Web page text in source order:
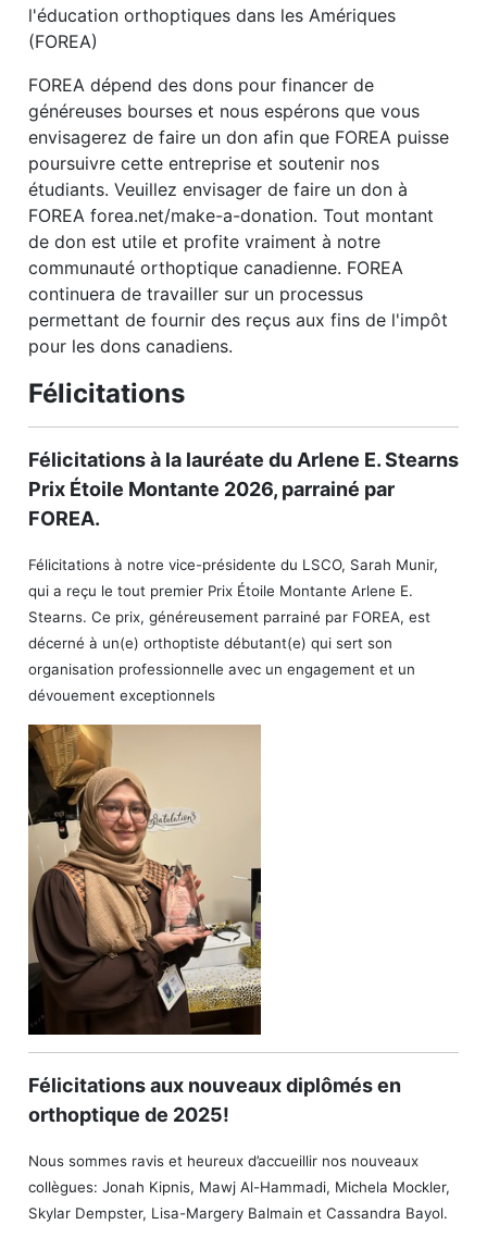
l'éducation orthoptiques dans les Amériques
(FOREA)
FOREA dépend des dons pour financer de
généreuses bourses et nous espérons que vous
envisagerez de faire un don afin que FOREA puisse
poursuivre cette entreprise et soutenir nos
étudiants. Veuillez envisager de faire un don à
FOREA forea.net/make-a-donation. Tout montant
de don est utile et profite vraiment à notre
communauté orthoptique canadienne. FOREA
continuera de travailler sur un processus
permettant de fournir des reçus aux fins de l'impôt
pour les dons canadiens.
Félicitations
Félicitations à la lauréate du Arlene E. Stearns
Prix Étoile Montante 2026, parrainé par
FOREA.
Félicitations à notre vice-présidente du LSCO, Sarah Munir,
qui a reçu le tout premier Prix Étoile Montante Arlene E.
Stearns. Ce prix, généreusement parrainé par FOREA, est
décerné à un(e) orthoptiste débutant(e) qui sert son
organisation professionnelle avec un engagement et un
dévouement exceptionnels
Félicitations aux nouveaux diplômés en
orthoptique de 2025!
Nous sommes ravis et heureux d’accueillir nos nouveaux
collègues: Jonah Kipnis, Mawj Al-Hammadi, Michela Mockler,
Skylar Dempster, Lisa-Margery Balmain et Cassandra Bayol.